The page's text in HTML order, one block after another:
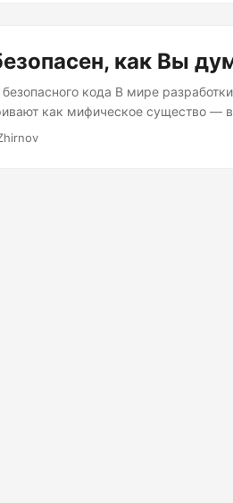
как Вы
кода В мире
как мифическое существо —
Даже с лучшими намерениями